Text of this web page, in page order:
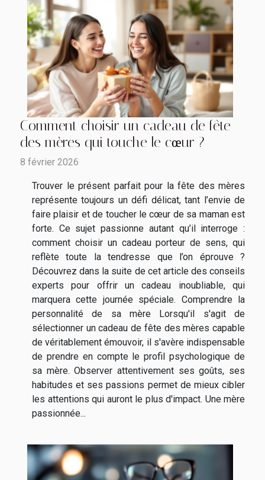
Comment choisir un cadeau de fête
des mères qui touche le cœur ?
8 février 2026
Trouver le présent parfait pour la fête des mères
représente toujours un défi délicat, tant l’envie de
faire plaisir et de toucher le cœur de sa maman est
forte. Ce sujet passionne autant qu’il interroge :
comment choisir un cadeau porteur de sens, qui
reflète toute la tendresse que l’on éprouve ?
Découvrez dans la suite de cet article des conseils
experts pour offrir un cadeau inoubliable, qui
marquera cette journée spéciale. Comprendre la
personnalité de sa mère Lorsqu'il s'agit de
sélectionner un cadeau de fête des mères capable
de véritablement émouvoir, il s'avère indispensable
de prendre en compte le profil psychologique de
sa mère. Observer attentivement ses goûts, ses
habitudes et ses passions permet de mieux cibler
les attentions qui auront le plus d'impact. Une mère
passionnée...